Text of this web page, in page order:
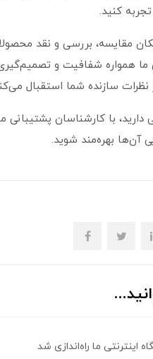
کنید.
مقایسه، بررسی و نقد
همواره شفافیت و
سازنده شما استقبال
با کارشناسان پشتیبانی
آن‌ها بهره‌مند شوید.
اینترنتی ما راه‌اندازی شد